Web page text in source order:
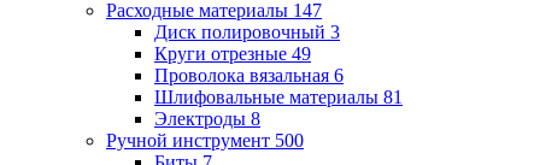
Расходные материалы 147
Диск полировочный 3
Круги отрезные 49
Проволока вязальная 6
Шлифовальные материалы 81
Электроды 8
Ручной инструмент 500